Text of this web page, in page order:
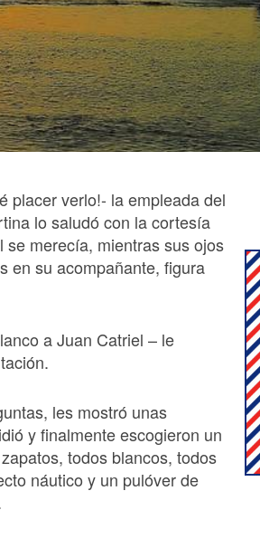
placer verlo!- la empleada del
lo saludó con la cortesía
se merecía, mientras sus ojos
en su acompañante, figura
a Juan Catriel – le
les mostró unas
y finalmente escogieron un
todos blancos, todos
náutico y un pulóver de